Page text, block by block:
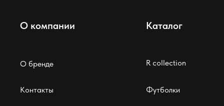
Каталог
R collection
Футболки
О компании
О бренде
Контакты